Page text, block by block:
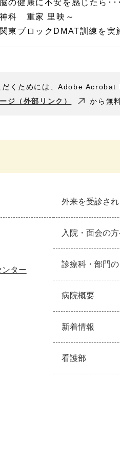
脳の健康に不安を感じたら
神科 重家 里映～
関東ブロックDMAT訓練を実
だくためには、Adobe Acrobat
ジ（外部リンク）
から無
ンター
外来を受診さ
入院・面会の
診療科・部門
病院概要
新着情報
看護部